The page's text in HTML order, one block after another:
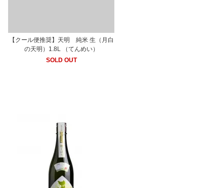
【クール便推奨】天明 純米 生（月白
の天明）1.8L （てんめい）
SOLD OUT